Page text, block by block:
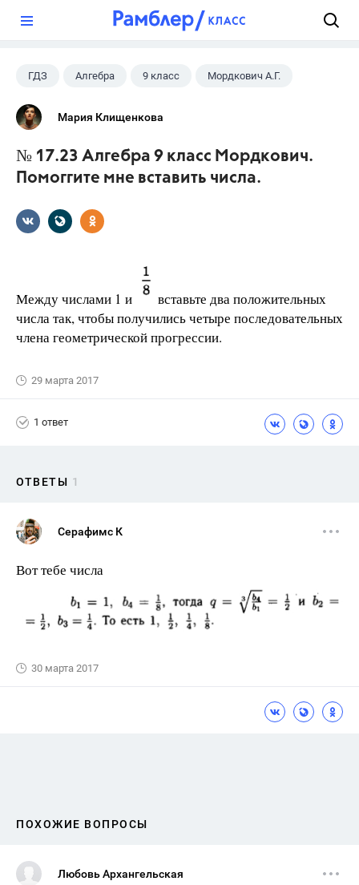
ГДЗ Алгебра 9 класс Мордкович А.Г.
Мария Клищенкова
№ 17.23 Алгебра 9 класс Мордкович.
Помоггите мне вставить числа.
Между числами 1 и
вставьте два положительных
числа так, чтобы получились четыре последовательных
члена геометрической прогрессии.
29 марта 2017
1 ответ
ОТВЕТЫ 1
Серафимс К
Вот тебе числа
30 марта 2017
ПОХОЖИЕ ВОПРОСЫ
Любовь Архангельская